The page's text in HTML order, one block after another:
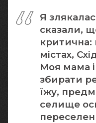
Я
сказали,
критична:
містах,
Моя мама і
збирати
їжу,
селище